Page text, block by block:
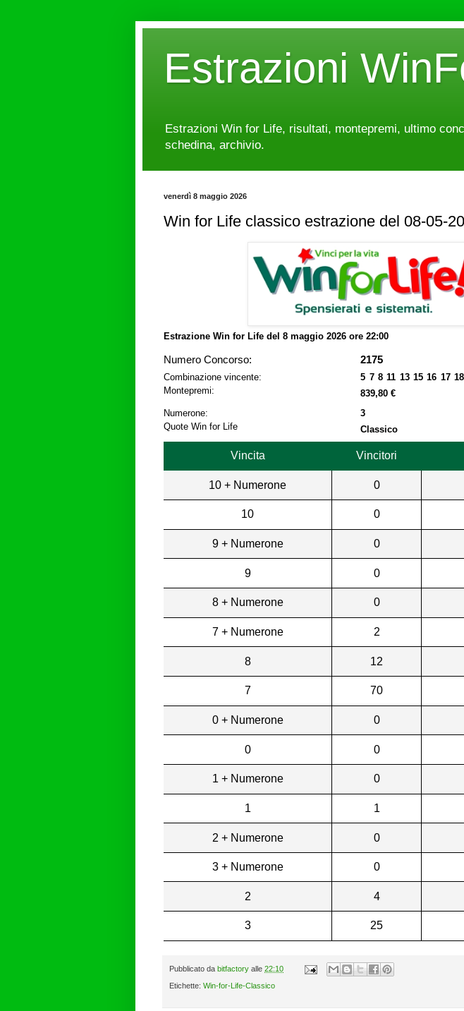
Estrazioni
Estrazioni Win for Life, risultati, montepremi, ultimo
schedina, archivio.
venerdì 8 maggio 2026
Win for Life classico estrazione del 08-05-
Estrazione Win for Life del 8 maggio 2026 ore 22:00
Numero Concorso: 2175
Combinazione vincente:
5 7 8 11 13 15 16 17
Montepremi:
839,80 €
Numerone:
3
Quote Win for Life
Classico
Vincita Vincitori
10 + Numerone 0
10 0
9 + Numerone 0
9 0
8 + Numerone 0
7 + Numerone 2
8 12
7 70
0 + Numerone 0
0 0
1 + Numerone 0
1 1
2 + Numerone 0
3 + Numerone 0
2 4
3 25
Pubblicato da bitfactory alle 22:10
Etichette: Win-for-Life-Classico